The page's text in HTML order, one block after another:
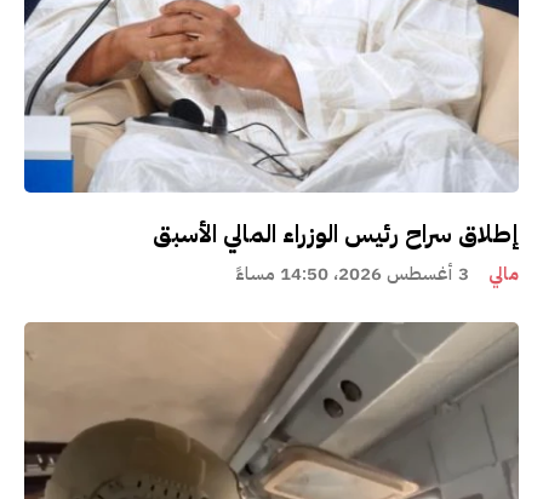
إطلاق سراح رئيس الوزراء المالي الأسبق
مالي 3 أغسطس 2026، 14:50 مساءً